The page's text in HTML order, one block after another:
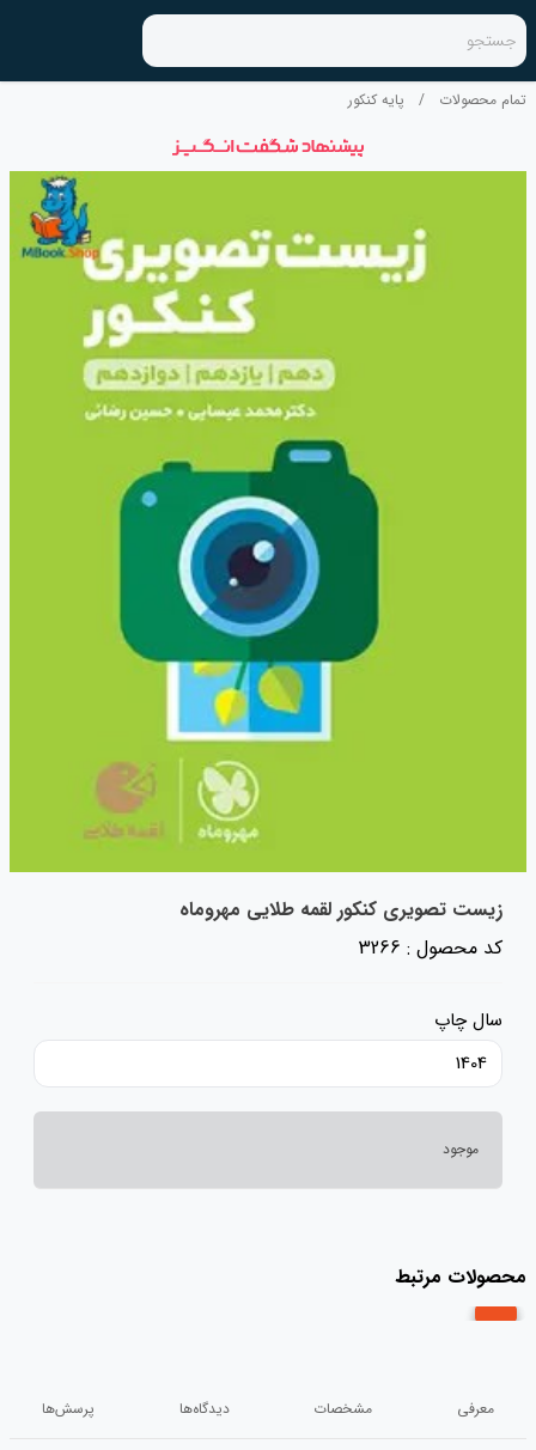
جستجو
تمام محصولات / پایه کنکور
زیست تصویری کنکور لقمه طلایی مهروماه
کد محصول : 3266
سال چاپ
1404
موجود
محصولات مرتبط
معرفی مشخصات دیدگاه‌ها پرسش‌ها